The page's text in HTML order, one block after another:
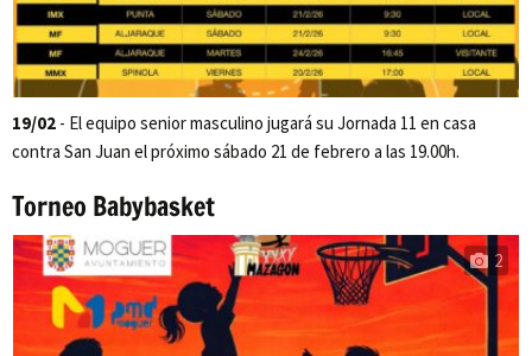
19/02 - El equipo senior masculino jugará su Jornada 11 en casa
contra San Juan el próximo sábado 21 de febrero a las 19.00h.
Torneo Babybasket
2